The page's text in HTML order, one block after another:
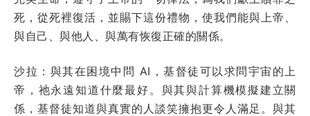
死，從死裡復活，並賜下這份禮物，使我們能與上帝、
與自己、與他人、與萬有恢復正確的關係。
沙拉：與其在困境中問 AI，基督徒可以求問宇宙的上
帝，祂永遠知道什麼最好。與其與計算機模擬建立關
係，基督徒知道與真實的人談笑擁抱更令人滿足。與其